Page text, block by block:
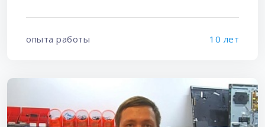
опыта работы 10 лет